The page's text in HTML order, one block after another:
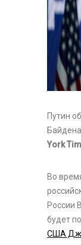
Путин
York
Во
России
будет
США